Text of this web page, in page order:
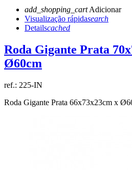
add_shopping_cartAdicionar
Visualização rápidasearch
Detailscached
Roda Gigante Prata
Ø60cm
ref.: 225-IN
Roda Gigante Prata 66x73x23cm x